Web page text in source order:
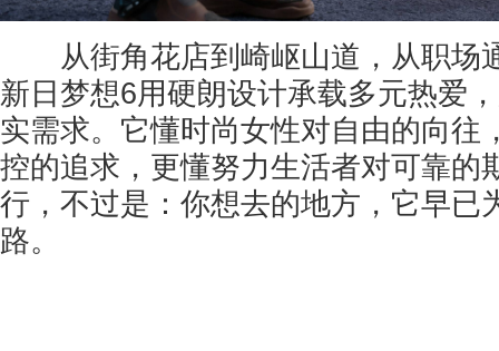
从街角花店到崎岖山道，从职场
新日梦想6用硬朗设计承载多元热爱
实需求。它懂时尚女性对自由的向往
控的追求，更懂努力生活者对可靠的
行，不过是：你想去的地方，它早已
路。